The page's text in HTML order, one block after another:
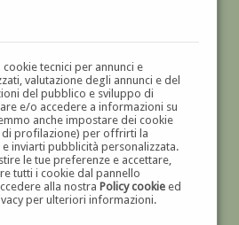
tecnici per annunci e
valutazione degli annunci e del
del pubblico e sviluppo di
e/o accedere a informazioni su
anche impostare dei cookie
di profilazione) per offrirti la
inviarti pubblicità personalizzata.
le tue preferenze e accettare,
tutti i cookie dal pannello
alla nostra Policy cookieed
per ulteriori informazioni.
GALLERIAD'ARTE
SCULTURE '800 E '900